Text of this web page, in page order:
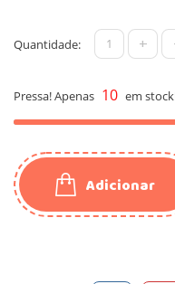
Quantidade: +
Pressa! Apenas 10 em
Adicionar